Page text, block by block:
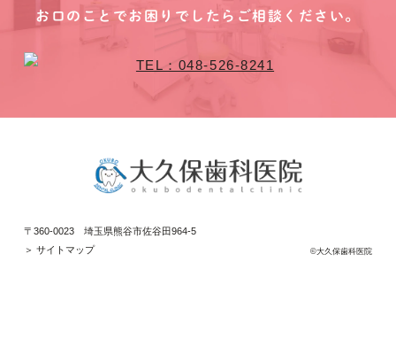
お口のことでお困りでしたらご相談ください。
〒360-0023 埼玉県熊谷市佐谷田964-5
＞ サイトマップ
©大久保歯科医院